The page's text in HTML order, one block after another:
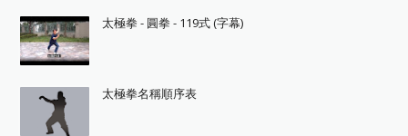
太極拳 - 圓拳 - 119式 (字幕)
太極拳名稱順序表